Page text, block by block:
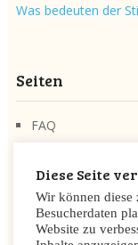
Was bedeuten der
Seiten
FAQ
Cookie
Impressum/
Diese Seite
Wir können diese
Besucherdaten
Website zu